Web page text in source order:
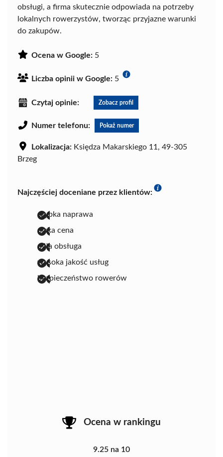
obsługi, a firma skutecznie odpowiada na potrzeby
lokalnych rowerzystów, tworząc przyjazne warunki
do zakupów.
Ocena w Google: 5
Liczba opinii w Google: 5
Czytaj opinie: Zobacz profil
Numer telefonu: Pokaż numer
Lokalizacja: Księdza Makarskiego 11, 49-305
Brzeg
Najczęściej doceniane przez klientów:
szybka naprawa
niska cena
miła obsługa
wysoka jakość usług
bezpieczeństwo rowerów
Ocena w rankingu
9.25 na 10